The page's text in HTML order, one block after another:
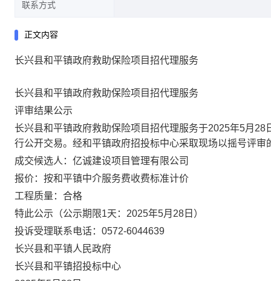
联系方式
正文内容
长兴县和平镇政府救助保险项目招代理服务
长兴县和平镇政府救助保险项目招代理服务
评审结果公示
长兴县和平镇政府救助保险项目招代理服务于2025年5月28
行公开交易。经和平镇政府招投标中心采取现场以摇号评
成交候选人：亿诚建设项目管理有限公司
报价： 按和平镇中介服务费收费标准计价
工程质量： 合格
特此公示（公示期限1天 ： 2025年5月 28 日）
投诉受理联系电话： 0572-6044639
长兴县和平镇人民政府
长兴县和平镇招投标中心